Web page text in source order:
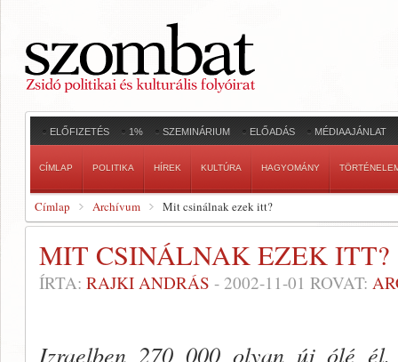
ELŐFIZETÉS 1% SZEMINÁRIUM ELŐADÁS MÉDIAAJÁNLAT
CÍMLAP POLITIKA HÍREK KULTÚRA HAGYOMÁNY
Címlap Archívum Mit csinálnak ezek itt?
MIT CSINÁLNAK EZEK ITT?
ÍRTA: RAJKI ANDRÁS - 2002-11-01 ROVAT:
Izraelben 270 000 olyan új ólé